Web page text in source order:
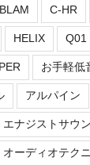
BLAM C-HR
HELIX Q01
お手軽低
アルパイン
エナジストサウ
オーディオテク